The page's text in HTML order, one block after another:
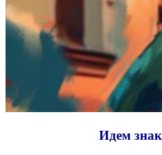
Идем